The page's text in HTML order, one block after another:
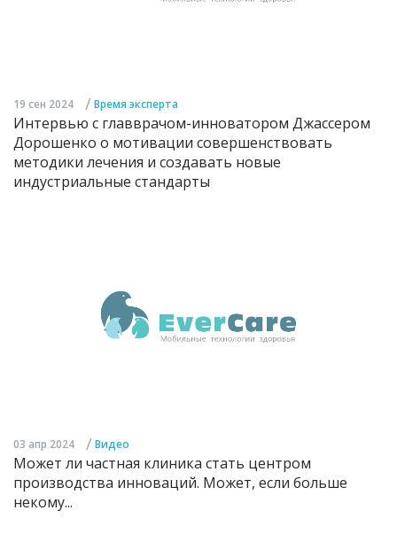
19 сен 2024 / Время эксперта
Интервью с главврачом-инноватором Джассером
Дорошенко о мотивации совершенствовать
методики лечения и создавать новые
индустриальные стандарты
03 апр 2024 / Видео
Может ли частная клиника стать центром
производства инноваций. Может, если больше
некому...